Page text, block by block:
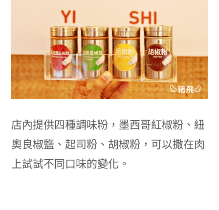
店內提供四種調味粉，墨西哥紅椒粉、紐
奧良椒鹽、起司粉、胡椒粉，可以撒在肉
上試試不同口味的變化。